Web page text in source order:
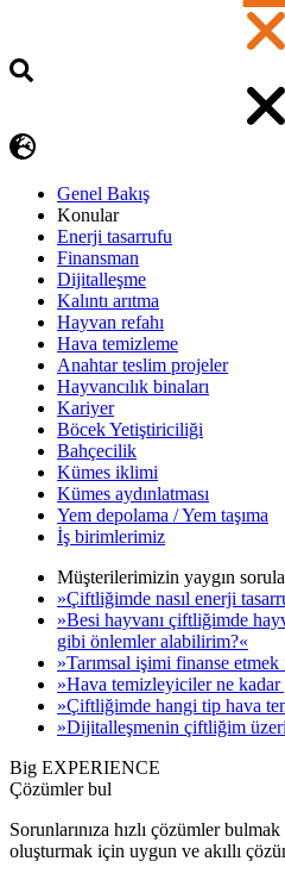
Genel Bakış
Konular
Enerji tasarrufu
Finansman
Dijitalleşme
Kalıntı arıtma
Hayvan refahı
Hava temizleme
Anahtar teslim projeler
Hayvancılık binaları
Kariyer
Böcek Yetiştiriciliği
Bahçecilik
Kümes iklimi
Kümes aydınlatması
Yem depolama / Yem taşıma
İş birimlerimiz
Müşterilerimizin yaygın
»Çiftliğimde nasıl enerji
»Besi hayvanı çiftliğimde
gibi önlemler alabilirim?«
»Tarımsal işimi finanse
»Hava temizleyiciler ne
»Çiftliğimde hangi tip hava
»Dijitalleşmenin çiftliğim
Big EXPERIENCE
Çözümler bul
Sorunlarınıza hızlı çözümler
oluşturmak için uygun ve akıllı